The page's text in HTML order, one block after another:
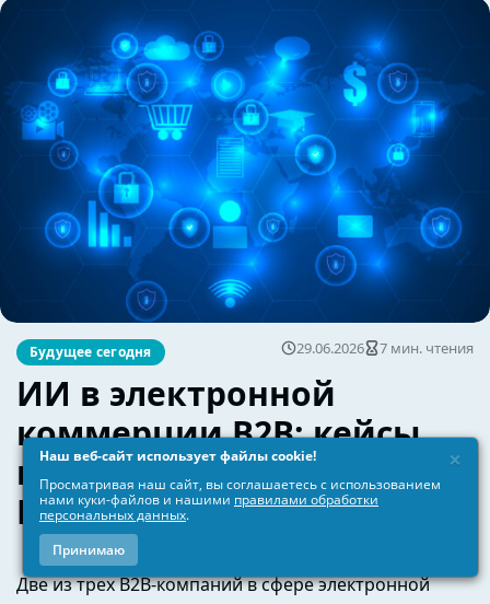
×
Наш веб-сайт использует файлы cookie!
Просматривая наш сайт, вы соглашаетесь с использованием
нами куки-файлов и нашими правилами обработки
персональных данных.
Принимаю